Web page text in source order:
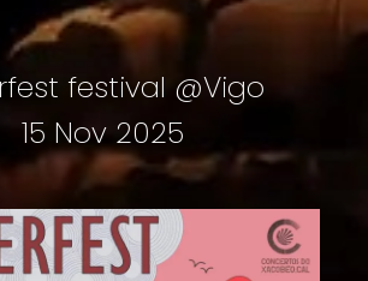
festival @Vigo
15 Nov 2025